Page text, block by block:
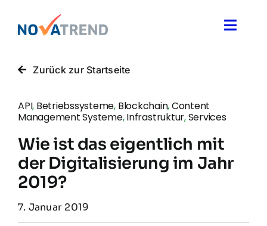
Inhalt
springen
Toggle
Novatrend News
Themen & Ideen
Zurück zur Startseite
API, Betriebssysteme, Blockchain,Content
Management Systeme,Infrastruktur,Services
Wie ist das eigentlich mit
der Digitalisierung im Jahr
2019?
7. Januar 2019